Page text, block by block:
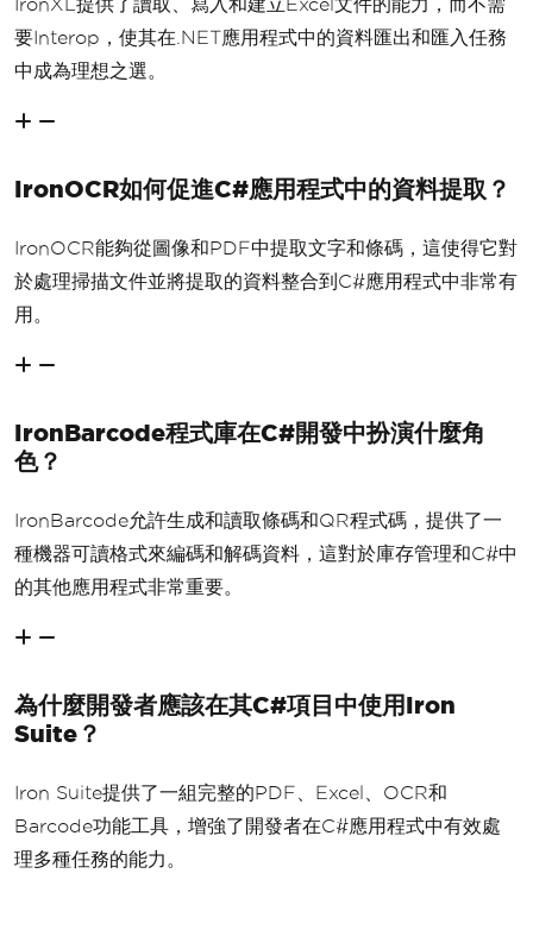
IronXL提供了讀取、寫入和建立Excel文件的能力，而不需
要Interop，使其在.NET應用程式中的資料匯出和匯入任務
中成為理想之選。
IronOCR如何促進C#應用程式中的資料提取？
IronOCR能夠從圖像和PDF中提取文字和條碼，這使得它對
於處理掃描文件並將提取的資料整合到C#應用程式中非常有
用。
IronBarcode程式庫在C#開發中扮演什麼角
色？
IronBarcode允許生成和讀取條碼和QR程式碼，提供了一
種機器可讀格式來編碼和解碼資料，這對於庫存管理和C#中
的其他應用程式非常重要。
為什麼開發者應該在其C#項目中使用Iron
Suite？
Iron Suite提供了一組完整的PDF、Excel、OCR和
Barcode功能工具，增強了開發者在C#應用程式中有效處
理多種任務的能力。